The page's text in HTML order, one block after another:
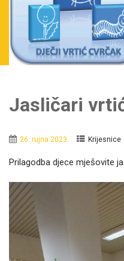
Jasličari
26. rujna 2023. Krijesnice
Prilagodba djece mješovite